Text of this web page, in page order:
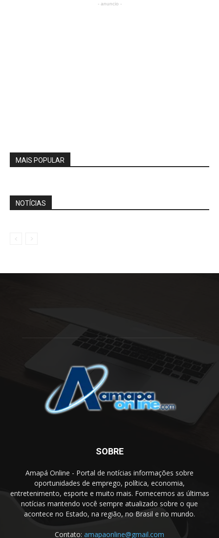
- anuncio -
MAIS POPULAR
NOTÍCIAS
SOBRE
Amapá Online - Portal de notícias informações sobre
oportunidades de emprego, política, economia,
entretenimento, esporte e muito mais. Fornecemos as últimas
notícias mantendo você sempre atualizado sobre o que
acontece no Estado, na região, no Brasil e no mundo.
Contato: amapaonline@gmail.com